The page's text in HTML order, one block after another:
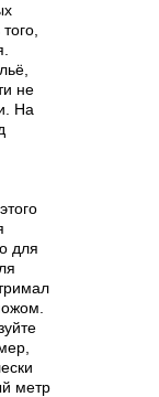
не
На
для
метр